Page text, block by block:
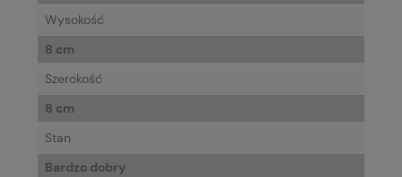
Wysokość
8 cm
Szerokość
8 cm
Stan
Bardzo dobry